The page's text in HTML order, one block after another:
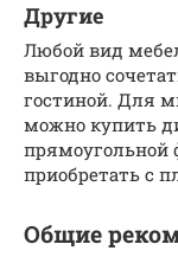
Другие
Любой вид
выгодно
гостиной. Для
можно купить
прямоугольной
приобретать с
Общие